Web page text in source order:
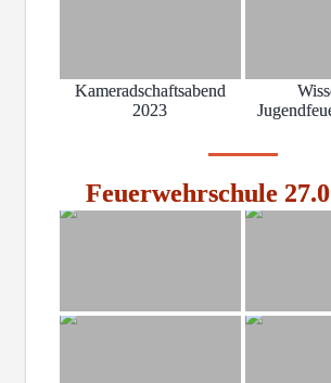
Kameradschaftsabend
2023
Feuerwehrschule